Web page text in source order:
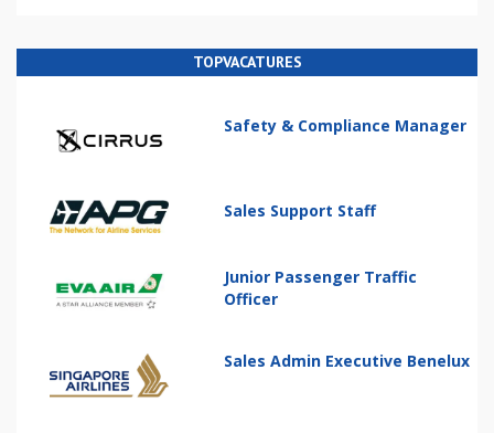
TOPVACATURES
Safety & Compliance Manager
Sales Support Staff
Junior Passenger Traffic
Officer
Sales Admin Executive Benelux